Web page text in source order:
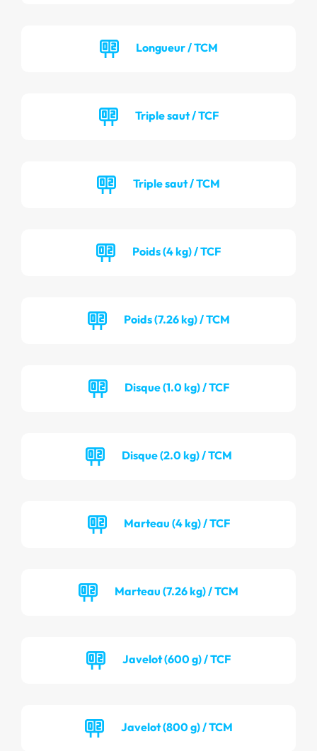
Longueur / TCM
Triple saut / TCF
Triple saut / TCM
Poids (4 kg) / TCF
Poids (7.26 kg) / TCM
Disque (1.0 kg) / TCF
Disque (2.0 kg) / TCM
Marteau (4 kg) / TCF
Marteau (7.26 kg) / TCM
Javelot (600 g) / TCF
Javelot (800 g) / TCM